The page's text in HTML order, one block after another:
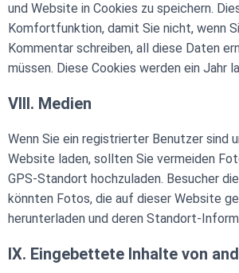
und Website in Cookies zu speichern.
Komfortfunktion, damit Sie nicht, wenn
Kommentar schreiben, all diese Daten
müssen. Diese Cookies werden ein Jahr
VIII. Medien
Wenn Sie ein registrierter Benutzer sind
Website laden, sollten Sie vermeiden
GPS-Standort hochzuladen. Besucher
könnten Fotos, die auf dieser Website
herunterladen und deren Standort-
IX. Eingebettete Inhalte von